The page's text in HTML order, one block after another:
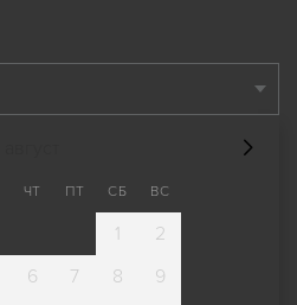
ЧТ ПТ СБ ВС
1
2
6 7 8
9